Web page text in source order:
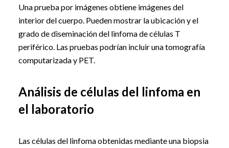
Una prueba por imágenes obtiene imágenes del
interior del cuerpo. Pueden mostrar la ubicación y el
grado de diseminación del linfoma de células T
periférico. Las pruebas podrían incluir una tomografía
computarizada y PET.
Análisis de células del linfoma en
el laboratorio
Las células del linfoma obtenidas mediante una biopsia